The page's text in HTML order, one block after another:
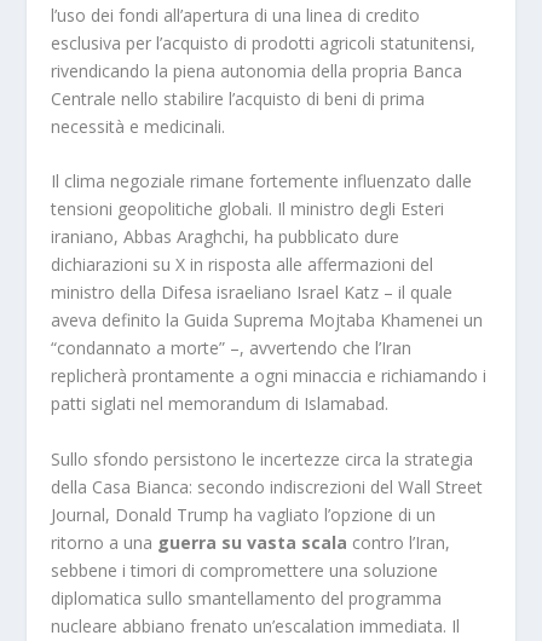
l’uso dei fondi all’apertura di una linea di credito
esclusiva per l’acquisto di prodotti agricoli statunitensi,
rivendicando la piena autonomia della propria Banca
Centrale nello stabilire l’acquisto di beni di prima
necessità e medicinali.
Il clima negoziale rimane fortemente influenzato dalle
tensioni geopolitiche globali. Il ministro degli Esteri
iraniano, Abbas Araghchi, ha pubblicato dure
dichiarazioni su X in risposta alle affermazioni del
ministro della Difesa israeliano Israel Katz – il quale
aveva definito la Guida Suprema Mojtaba Khamenei un
“condannato a morte” –, avvertendo che l’Iran
replicherà prontamente a ogni minaccia e richiamando i
patti siglati nel memorandum di Islamabad.
Sullo sfondo persistono le incertezze circa la strategia
della Casa Bianca: secondo indiscrezioni delWall Street
Journal, Donald Trump ha vagliato l’opzione di un
ritorno a una guerra su vasta scala contro l’Iran,
sebbene i timori di compromettere una soluzione
diplomatica sullo smantellamento del programma
nucleare abbiano frenato un’escalation immediata. Il